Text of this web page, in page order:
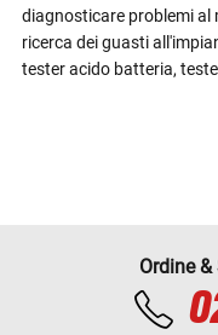
diagnosticare problemi al
ricerca dei guasti
tester acido batteria,
Ordine